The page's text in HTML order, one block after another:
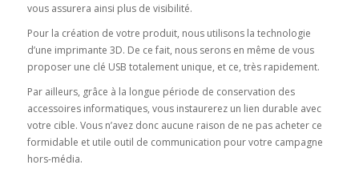
vous assurera ainsi plus de visibilité.
Pour la création de votre produit, nous utilisons la technologie
d’une imprimante 3D. De ce fait, nous serons en même de vous
proposer une clé USB totalement unique, et ce, très rapidement.
Par ailleurs, grâce à la longue période de conservation des
accessoires informatiques, vous instaurerez un lien durable avec
votre cible. Vous n’avez donc aucune raison de ne pas acheter ce
formidable et utile outil de communication pour votre campagne
hors-média.